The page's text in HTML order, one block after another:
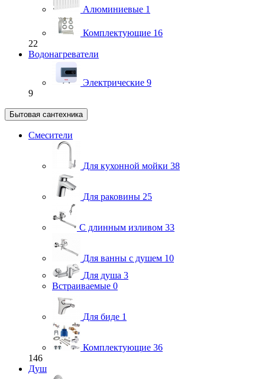
Алюминиевые 1
Комплектующие 16
22
Водонагреватели
Электрические 9
9
Бытовая сантехника
Смесители
Для кухонной мойки 38
Для раковины 25
С длинным изливом 33
Для ванны с душем 10
Для душа 3
Встраиваемые 0
Для биде 1
Комплектующие 36
146
Душ